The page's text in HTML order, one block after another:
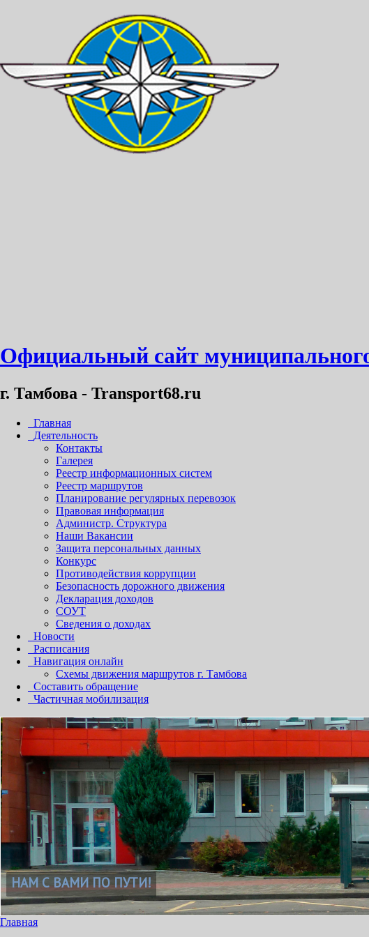
Официальный сайт
г. Тамбова - Transport68.ru
Главная
Деятельность
Контакты
Галерея
Реестр информационных систем
Реестр маршрутов
Планирование регулярных перевозок
Правовая информация
Администр. Структура
Наши Вакансии
Защита персональных данных
Конкурс
Противодействия коррупции
Безопасность дорожного движения
Декларация доходов
СОУТ
Сведения о доходах
Новости
Расписания
Навигация онлайн
Схемы движения маршрутов г. Тамбова
Составить обращение
Частичная мобилизация
Главная